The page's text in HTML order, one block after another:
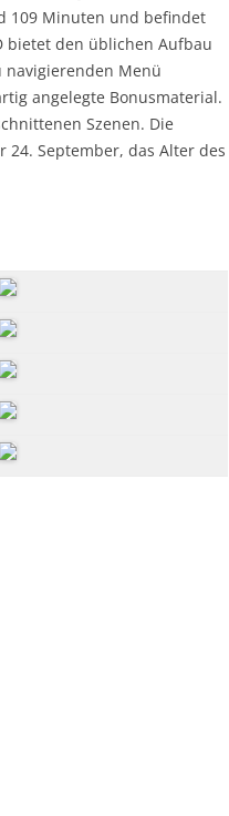
109 Minuten und befindet
bietet den üblichen Aufbau
Menü
angelegte Bonusmaterial.
Szenen. Die
September, das Alter des